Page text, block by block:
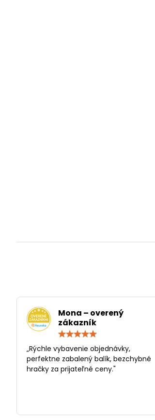
Mona – overený
zákazník
/
5
„Rýchle vybavenie objednávky,
perfektne zabalený balík, bezchybné
hračky za prijateľné ceny."